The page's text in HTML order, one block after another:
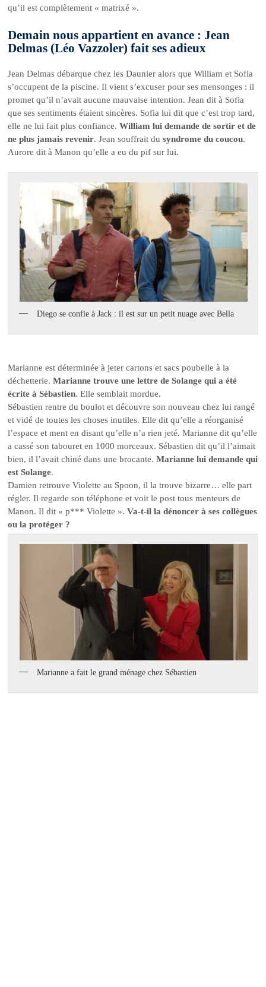
qu’il est complètement « matrixé ».
Demain nous appartient en avance : Jean
Delmas (Léo Vazzoler) fait ses adieux
Jean Delmas débarque chez les Daunier alors que William et Sofia
s’occupent de la piscine. Il vient s’excuser pour ses mensonges : il
promet qu’il n’avait aucune mauvaise intention. Jean dit à Sofia
que ses sentiments étaient sincères. Sofia lui dit que c’est trop tard,
elle ne lui fait plus confiance.William lui demande de sortir et de
ne plus jamais revenir. Jean souffrait dusyndrome du coucou.
Aurore dit à Manon qu’elle a eu du pif sur lui.
Diego se confie à Jack : il est sur un petit nuage avec Bella
Marianne est déterminée à jeter cartons et sacs poubelle à la
déchetterie.Marianne trouve une lettre de Solange qui a été
écrite à Sébastien. Elle semblait mordue.
Sébastien rentre du boulot et découvre son nouveau chez lui rangé
et vidé de toutes les choses inutiles. Elle dit qu’elle a réorganisé
l’espace et ment en disant qu’elle n’a rien jeté. Marianne dit qu’elle
a cassé son tabouret en 1000 morceaux. Sébastien dit qu’il l’aimait
bien, il l’avait chiné dans une brocante.Marianne lui demande qui
est Solange.
Damien retrouve Violette au Spoon, il la trouve bizarre… elle part
régler. Il regarde son téléphone et voit le post tous menteurs de
Manon. Il dit « p*** Violette ».Va-t-il la dénoncer à ses collègues
ou la protéger ?
Marianne a fait le grand ménage chez Sébastien